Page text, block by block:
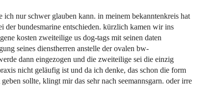
ich nur schwer glauben kann. in meinem bekanntenkreis hat
der bundesmarine entschieden. kürzlich kamen wir ins
kosten zweiteilige us dog-tags mit seinen daten
seines dienstherren anstelle der ovalen bw-
dann eingezogen und die zweiteilige sei die einzig
nicht geläufig ist und da ich denke, das schon die form
sollte, klingt mir das sehr nach seemannsgarn. oder irre